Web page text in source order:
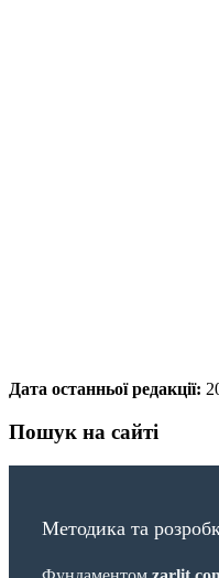
Дата останньої редакції:
Пошук на сайті
Методика та